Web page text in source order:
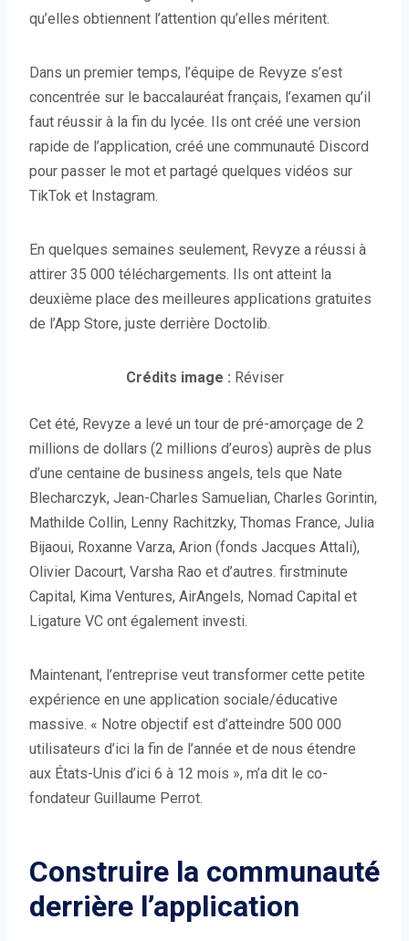
qu’elles obtiennent l’attention qu’elles méritent.
Dans un premier temps, l’équipe de Revyze s’est
concentrée sur le baccalauréat français, l’examen qu’il
faut réussir à la fin du lycée. Ils ont créé une version
rapide de l’application, créé une communauté Discord
pour passer le mot et partagé quelques vidéos sur
TikTok et Instagram.
En quelques semaines seulement, Revyze a réussi à
attirer 35 000 téléchargements. Ils ont atteint la
deuxième place des meilleures applications gratuites
de l’App Store, juste derrière Doctolib.
Crédits image : Réviser
Cet été, Revyze a levé un tour de pré-amorçage de 2
millions de dollars (2 millions d’euros) auprès de plus
d’une centaine de business angels, tels que Nate
Blecharczyk, Jean-Charles Samuelian, Charles Gorintin,
Mathilde Collin, Lenny Rachitzky, Thomas France, Julia
Bijaoui, Roxanne Varza, Arion (fonds Jacques Attali),
Olivier Dacourt, Varsha Rao et d’autres. firstminute
Capital, Kima Ventures, AirAngels, Nomad Capital et
Ligature VC ont également investi.
Maintenant, l’entreprise veut transformer cette petite
expérience en une application sociale/éducative
massive. « Notre objectif est d’atteindre 500 000
utilisateurs d’ici la fin de l’année et de nous étendre
aux États-Unis d’ici 6 à 12 mois », m’a dit le co-
fondateur Guillaume Perrot.
Construire la communauté
derrière l’application